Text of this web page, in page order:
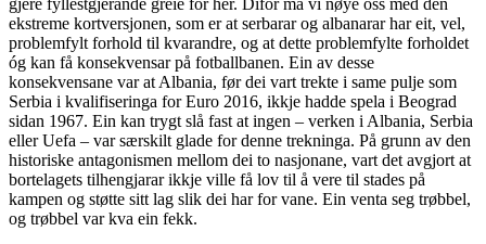
ekstreme kortversjonen, som er at serbarar og albanarar har eit, vel,
problemfylt forhold til kvarandre, og at dette problemfylte forholdet
óg kan få konsekvensar på fotballbanen. Ein av desse
konsekvensane var at Albania, før dei vart trekte i same pulje som
Serbia i kvalifiseringa for Euro 2016, ikkje hadde spela i Beograd
sidan 1967. Ein kan trygt slå fast at ingen – verken i Albania, Serbia
eller Uefa – var særskilt glade for denne trekninga. På grunn av den
historiske antagonismen mellom dei to nasjonane, vart det avgjort at
bortelagets tilhengjarar ikkje ville få lov til å vere til stades på
kampen og støtte sitt lag slik dei har for vane. Ein venta seg trøbbel,
og trøbbel var kva ein fekk.